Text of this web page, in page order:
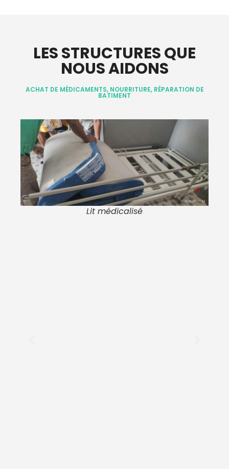
LES STRUCTURES QUE
NOUS AIDONS
ACHAT DE MÉDICAMENTS, NOURRITURE, RÉPARATION DE
BATIMENT
Lit médicalisé